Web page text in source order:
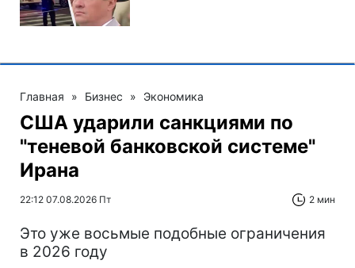
Главная » Бизнес » Экономика
США ударили санкциями по
"теневой банковской системе"
Ирана
22:12 07.08.2026 Пт 2 мин
Это уже восьмые подобные ограничения
в 2026 году